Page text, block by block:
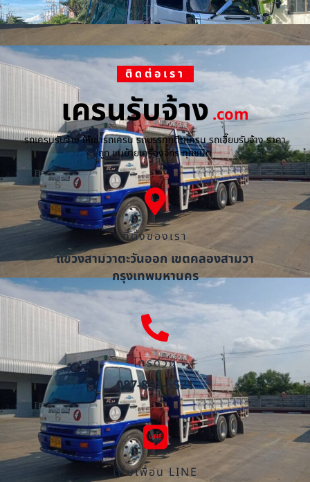
ติดต่อเรา
เครนรับจ้าง.com
รถเครนรับจ้าง ให้เช่ารถเครน รถบรรทุกติดเครน รถเฮี๊ยบรับจ้าง ราคา
ถูก ขนย้ายเครื่องจักร ทุกชนิด
ที่ตั้งของเรา
แขวงสามวาตะวันออก เขตคลองสามวา
กรุงเทพมหานคร
โทรด่วน
087-851-5521
เพิ่มเพื่อน LINE